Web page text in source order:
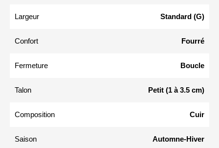
Largeur Standard (G)
Confort Fourré
Fermeture Boucle
Talon Petit (1 à 3.5 cm)
Composition Cuir
Saison Automne-Hiver